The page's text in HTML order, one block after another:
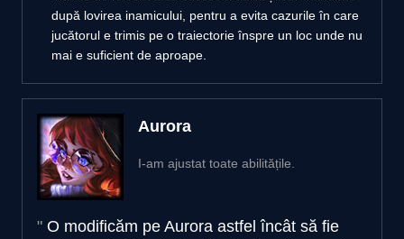
după lovirea inamicului, pentru a evita cazurile în care
jucătorul e trimis pe o traiectorie înspre un loc unde nu
mai e suficient de aproape.
Aurora
I-am ajustat toate abilitățile.
O modificăm pe Aurora astfel încât să fie